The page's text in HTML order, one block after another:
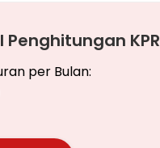
Penghitungan KPR
per Bulan: